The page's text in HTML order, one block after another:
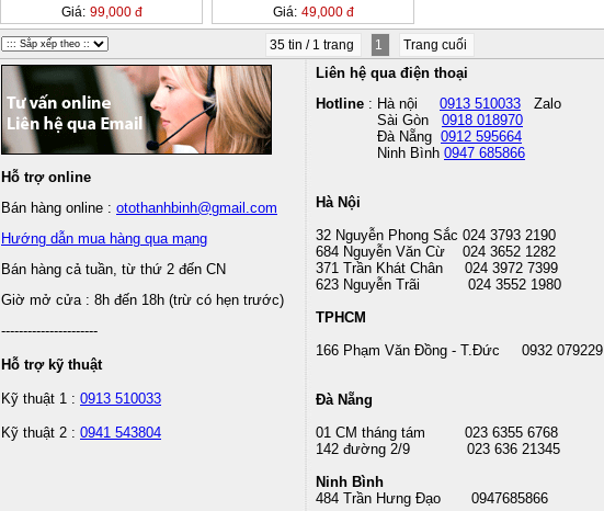
Giá: 99,000 đ
Giá: 49,000 đ
35 tin / 1 trang 1 Trang cuối
Hỗ trợ online
Bán hàng online : otothanhbinh@gmail.com
Hướng dẫn mua hàng qua mạng
Bán hàng cả tuần, từ thứ 2 đến CN
Giờ mở cửa : 8h đến 18h (trừ có hẹn trước)
----------------------
Hỗ trợ kỹ thuật
Kỹ thuật 1 : 0913 510033
Kỹ thuật 2 : 0941 543804
Liên hệ qua điện thoại
Hotline : Hà nội 0913 510033 Zalo
Sài Gòn 0918 018970
Đà Nẵng 0912 595664
Ninh Bình 0947 685866
Hà Nội
32 Nguyễn Phong Sắc 024 3793 2190
684 Nguyễn Văn Cừ 024 3652 1282
371 Trần Khát Chân 024 3972 7399
623 Nguyễn Trãi 024 3552 1980
TPHCM
166 Phạm Văn Đồng - T.Đức 0932 079229
Đà Nẵng
01 CM tháng tám 023 6355 6768
142 đường 2/9 023 636 21345
Ninh Bình
484 Trần Hưng Đạo 0947685866